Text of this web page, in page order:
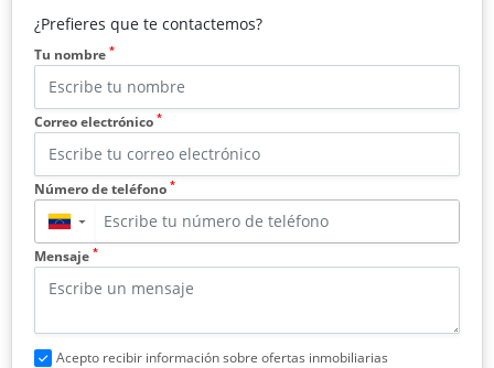
¿Prefieres que te contactemos?
Tu nombre *
Correo electrónico *
Número de teléfono *
▼
Mensaje *
Acepto recibir información sobre ofertas inmobiliarias